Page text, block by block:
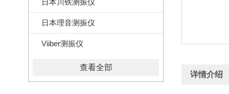
日本川铁测振仪
日本理音测振仪
Viiber测振仪
查看全部
详情介绍